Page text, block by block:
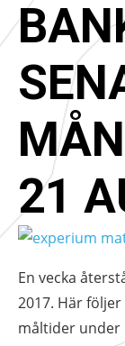
21
En vecka
2017. Här
måltider under